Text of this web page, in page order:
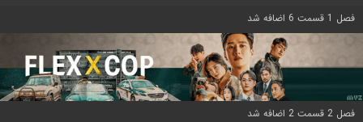
فصل 1 قسمت 6 اضافه شد
فصل 2 قسمت 2 اضافه شد